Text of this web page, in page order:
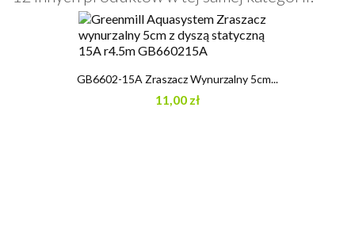
GB6602-15A Zraszacz Wynurzalny 5cm...
11,00 zł